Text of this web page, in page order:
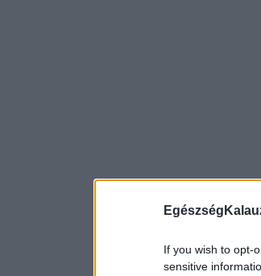
If you wish to opt-
sensitive